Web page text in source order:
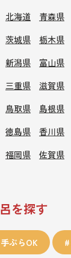
北海道 青森県
茨城県 栃木県
新潟県 富山県
三重県 滋賀県
鳥取県 島根県
徳島県 香川県
福岡県 佐賀県
を探す
手ぶらOK